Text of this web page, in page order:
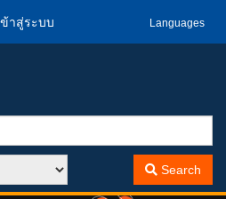
าสู่ระบบ Languages
Search